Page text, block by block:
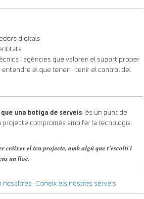
digitals
i agències que valoren el suport proper
entendre el que tenen i tenir el control del
una botiga de serveis: és un punt de
projecte compromès amb fer la tecnologia
créixer el teu projecte, amb algú que t’escolti i
un lloc.
nosaltres · Coneix els nostres serveis